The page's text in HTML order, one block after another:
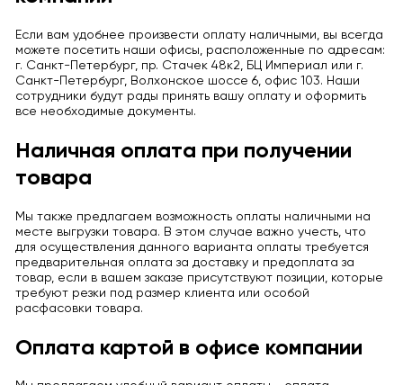
Если вам удобнее произвести оплату наличными, вы всегда
можете посетить наши офисы, расположенные по адресам:
г. Санкт-Петербург, пр. Стачек 48к2, БЦ Империал или г.
Санкт-Петербург, Волхонское шоссе 6, офис 103. Наши
сотрудники будут рады принять вашу оплату и оформить
все необходимые документы.
Наличная оплата при получении
товара
Мы также предлагаем возможность оплаты наличными на
месте выгрузки товара. В этом случае важно учесть, что
для осуществления данного варианта оплаты требуется
предварительная оплата за доставку и предоплата за
товар, если в вашем заказе присутствуют позиции, которые
требуют резки под размер клиента или особой
расфасовки товара.
Оплата картой в офисе компании